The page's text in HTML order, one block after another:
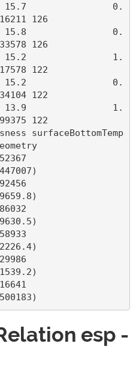
15.7                0.
126
15.8                0.
126
15.2                1.
122
15.2                0.
122
13.9                1.
122
surfaceBottomTemp
esp -